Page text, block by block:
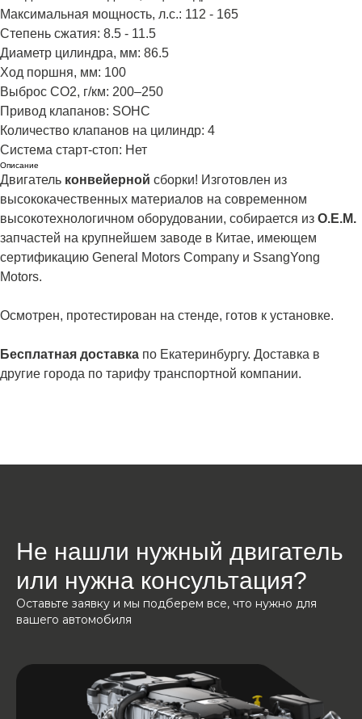
Максимальная мощность, л.с.: 112 - 165
Степень сжатия: 8.5 - 11.5
Диаметр цилиндра, мм: 86.5
Ход поршня, мм: 100
Выброс CO2, г/км: 200–250
Привод клапанов: SOHC
Количество клапанов на цилиндр: 4
Система старт-стоп: Нет
Описание
Двигатель конвейерной сборки! Изготовлен из
высококачественных материалов на современном
высокотехнологичном оборудовании, собирается из О.Е.М.
запчастей на крупнейшем заводе в Китае, имеющем
сертификацию General Motors Company и SsangYong
Motors.
Осмотрен, протестирован на стенде, готов к установке.
Бесплатная доставка по Екатеринбургу. Доставка в
другие города по тарифу транспортной компании.
Не нашли нужный двигатель
или нужна консультация?
Оставьте заявку и мы подберем все, что нужно для
вашего автомобиля